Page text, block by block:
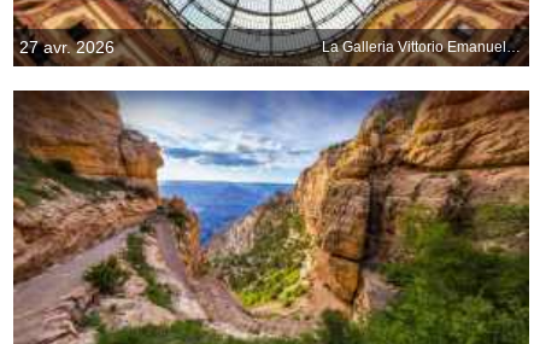
27 avr. 2026 La Galleria Vittorio Emanuele II, Milan, Italie